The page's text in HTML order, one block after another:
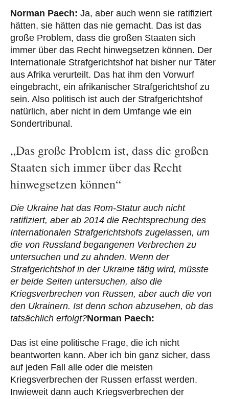
Norman Paech: Ja, aber auch wenn sie ratifiziert
hätten, sie hätten das nie gemacht. Das ist das
große Problem, dass die großen Staaten sich
immer über das Recht hinwegsetzen können. Der
Internationale Strafgerichtshof hat bisher nur Täter
aus Afrika verurteilt. Das hat ihm den Vorwurf
eingebracht, ein afrikanischer Strafgerichtshof zu
sein. Also politisch ist auch der Strafgerichtshof
natürlich, aber nicht in dem Umfange wie ein
Sondertribunal.
„Das große Problem ist, dass die großen
Staaten sich immer über das Recht
hinwegsetzen können“
Die Ukraine hat das Rom-Statur auch nicht
ratifiziert, aber ab 2014 die Rechtsprechung des
Internationalen Strafgerichtshofs zugelassen, um
die von Russland begangenen Verbrechen zu
untersuchen und zu ahnden. Wenn der
Strafgerichtshof in der Ukraine tätig wird, müsste
er beide Seiten untersuchen, also die
Kriegsverbrechen von Russen, aber auch die von
den Ukrainern. Ist denn schon abzusehen, ob das
tatsächlich erfolgt?Norman Paech:
Das ist eine politische Frage, die ich nicht
beantworten kann. Aber ich bin ganz sicher, dass
auf jeden Fall alle oder die meisten
Kriegsverbrechen der Russen erfasst werden.
Inwieweit dann auch Kriegsverbrechen der